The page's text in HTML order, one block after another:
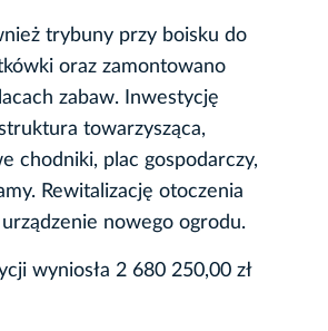
trybuny przy boisku do
oraz zamontowano
zabaw. Inwestycję
towarzysząca,
chodniki, plac gospodarczy,
Rewitalizację otoczenia
urządzenie nowego ogrodu.
wyniosła 2 680 250,00 zł